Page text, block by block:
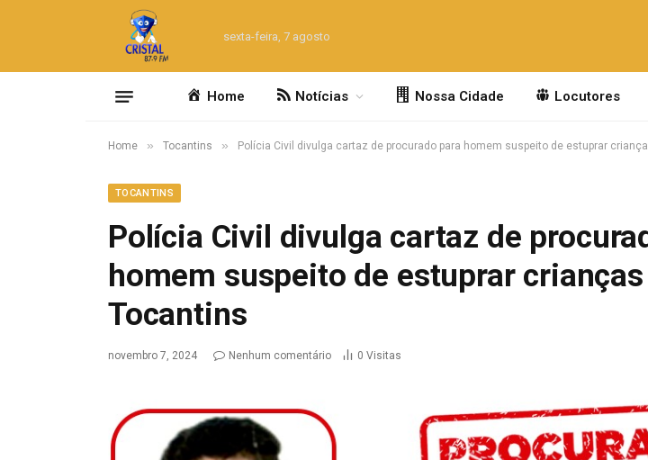
sexta-feira, 7 agosto
Home Notícias Nossa Cidade Locutores
Home » Tocantins » Polícia Civil divulga cartaz de procurado para homem suspeito de estuprar
TOCANTINS
Polícia Civil divulga cartaz de
homem suspeito de estuprar
Tocantins
novembro 7, 2024 Nenhum comentário 0 Visitas